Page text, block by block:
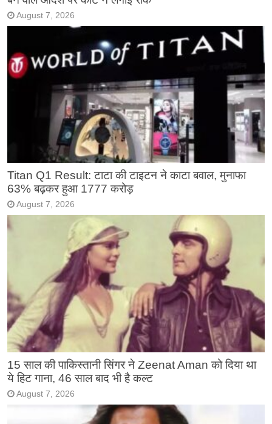
August 7, 2026
Titan Q1 Result: टाटा की टाइटन ने काटा बवाल, मुनाफा
63% बढ़कर हुआ 1777 करोड़
August 7, 2026
15 साल की पाकिस्तानी सिंगर ने Zeenat Aman को दिया था
ये हिट गाना, 46 साल बाद भी है कल्ट
August 7, 2026